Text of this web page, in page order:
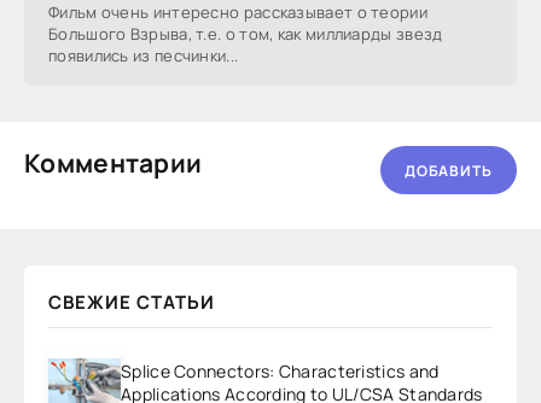
Фильм очень интересно рассказывает о теории
Большого Взрыва, т.е. о том, как миллиарды звезд
появились из песчинки...
Комментарии ДОБАВИТЬ
СВЕЖИЕ СТАТЬИ
Splice Connectors: Characteristics and
Applications According to UL/CSA Standards